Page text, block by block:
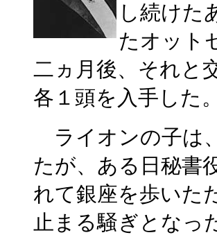
し続けた
たオット
二ヵ月後、それと
各１頭を入手した。
ライオンの子は
たが、ある日秘書
れて銀座を歩いた
止まる騒ぎとな